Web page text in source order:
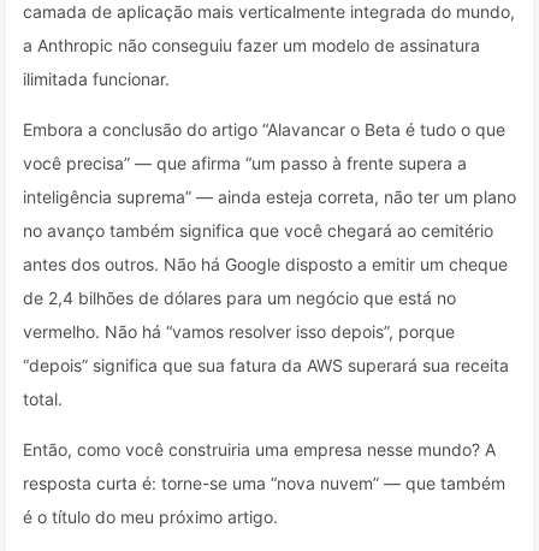
camada de aplicação mais verticalmente integrada do mundo,
a Anthropic não conseguiu fazer um modelo de assinatura
ilimitada funcionar.
Embora a conclusão do artigo “Alavancar o Beta é tudo o que
você precisa” — que afirma “um passo à frente supera a
inteligência suprema” — ainda esteja correta, não ter um plano
no avanço também significa que você chegará ao cemitério
antes dos outros. Não há Google disposto a emitir um cheque
de 2,4 bilhões de dólares para um negócio que está no
vermelho. Não há “vamos resolver isso depois”, porque
“depois” significa que sua fatura da AWS superará sua receita
total.
Então, como você construiria uma empresa nesse mundo? A
resposta curta é: torne-se uma “nova nuvem” — que também
é o título do meu próximo artigo.